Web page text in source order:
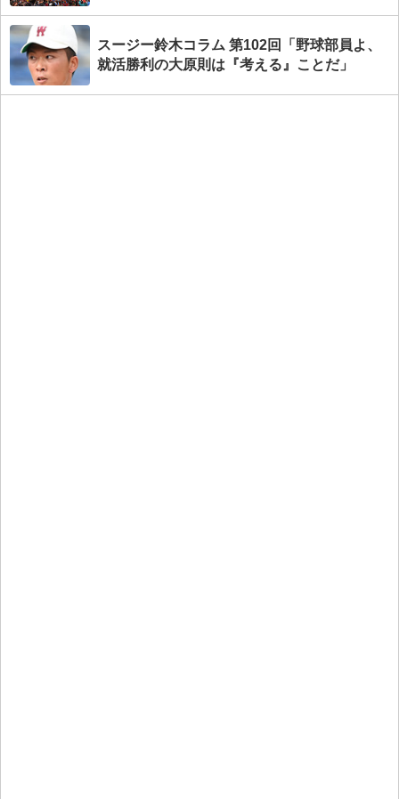
スージー鈴木コラム 第102回「野球部員よ、
就活勝利の大原則は『考える』ことだ」